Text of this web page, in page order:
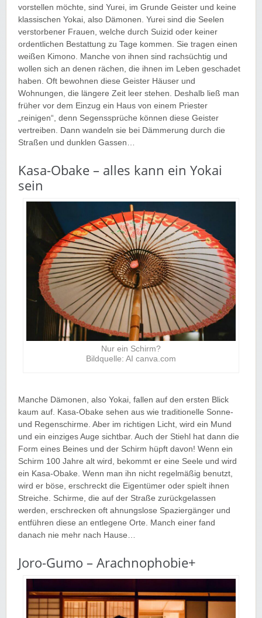
vorstellen möchte, sind Yurei, im Grunde Geister und keine
klassischen Yokai, also Dämonen. Yurei sind die Seelen
verstorbener Frauen, welche durch Suizid oder keiner
ordentlichen Bestattung zu Tage kommen. Sie tragen einen
weißen Kimono. Manche von ihnen sind rachsüchtig und
wollen sich an denen rächen, die ihnen im Leben geschadet
haben. Oft bewohnen diese Geister Häuser und
Wohnungen, die längere Zeit leer stehen. Deshalb ließ man
früher vor dem Einzug ein Haus von einem Priester
„reinigen“, denn Segenssprüche können diese Geister
vertreiben. Dann wandeln sie bei Dämmerung durch die
Straßen und dunklen Gassen…
Kasa-Obake – alles kann ein Yokai
sein
Nur ein Schirm?
Bildquelle: AI canva.com
Manche Dämonen, also Yokai, fallen auf den ersten Blick
kaum auf. Kasa-Obake sehen aus wie traditionelle Sonne-
und Regenschirme. Aber im richtigen Licht, wird ein Mund
und ein einziges Auge sichtbar. Auch der Stiehl hat dann die
Form eines Beines und der Schirm hüpft davon! Wenn ein
Schirm 100 Jahre alt wird, bekommt er eine Seele und wird
ein Kasa-Obake. Wenn man ihn nicht regelmäßig benutzt,
wird er böse, erschreckt die Eigentümer oder spielt ihnen
Streiche. Schirme, die auf der Straße zurückgelassen
werden, erschrecken oft ahnungslose Spaziergänger und
entführen diese an entlegene Orte. Manch einer fand
danach nie mehr nach Hause…
Joro-Gumo – Arachnophobie+